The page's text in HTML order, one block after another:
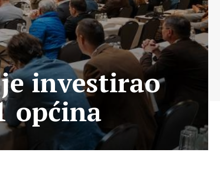
investirao
općina